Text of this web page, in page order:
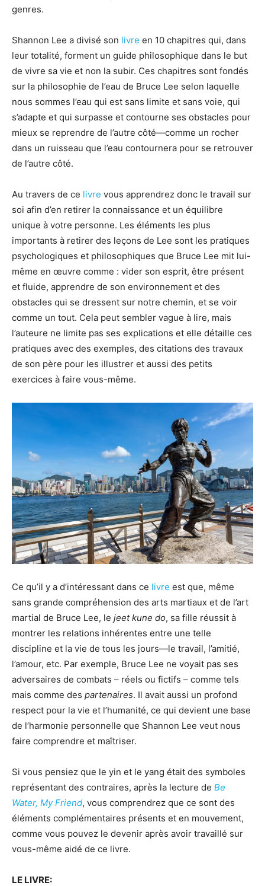
genres.
Shannon Lee a divisé son livre en 10 chapitres qui, dans
leur totalité, forment un guide philosophique dans le but
de vivre sa vie et non la subir. Ces chapitres sont fondés
sur la philosophie de l’eau de Bruce Lee selon laquelle
nous sommes l’eau qui est sans limite et sans voie, qui
s’adapte et qui surpasse et contourne ses obstacles pour
mieux se reprendre de l’autre côté—comme un rocher
dans un ruisseau que l’eau contournera pour se retrouver
de l’autre côté.
Au travers de ce livre vous apprendrez donc le travail sur
soi afin d’en retirer la connaissance et un équilibre
unique à votre personne. Les éléments les plus
importants à retirer des leçons de Lee sont les pratiques
psychologiques et philosophiques que Bruce Lee mit lui-
même en œuvre comme : vider son esprit, être présent
et fluide, apprendre de son environnement et des
obstacles qui se dressent sur notre chemin, et se voir
comme un tout. Cela peut sembler vague à lire, mais
l’auteure ne limite pas ses explications et elle détaille ces
pratiques avec des exemples, des citations des travaux
de son père pour les illustrer et aussi des petits
exercices à faire vous-même.
Ce qu’il y a d’intéressant dans ce livre est que, même
sans grande compréhension des arts martiaux et de l’art
martial de Bruce Lee, le jeet kune do, sa fille réussit à
montrer les relations inhérentes entre une telle
discipline et la vie de tous les jours—le travail, l’amitié,
l’amour, etc. Par exemple, Bruce Lee ne voyait pas ses
adversaires de combats – réels ou fictifs – comme tels
mais comme des partenaires. Il avait aussi un profond
respect pour la vie et l’humanité, ce qui devient une base
de l’harmonie personnelle que Shannon Lee veut nous
faire comprendre et maîtriser.
Si vous pensiez que le yin et le yang était des symboles
représentant des contraires, après la lecture de Be
Water, My Friend, vous comprendrez que ce sont des
éléments complémentaires présents et en mouvement,
comme vous pouvez le devenir après avoir travaillé sur
vous-même aidé de ce livre.
LE LIVRE: